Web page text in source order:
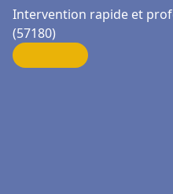
Intervention rapide et
(57180)